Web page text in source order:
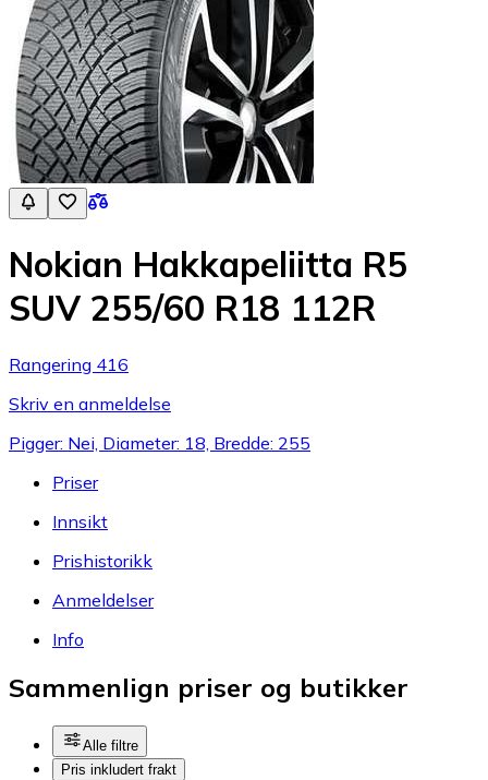
Nokian Hakkapeliitta R5
SUV 255/60 R18 112R
Rangering 416
Skriv en anmeldelse
Pigger: Nei, Diameter: 18, Bredde: 255
Priser
Innsikt
Prishistorikk
Anmeldelser
Info
Sammenlign priser og butikker
Alle filtre
Pris inkludert frakt